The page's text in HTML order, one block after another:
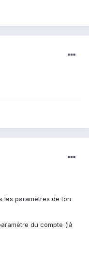
les paramètres de ton
du compte (là